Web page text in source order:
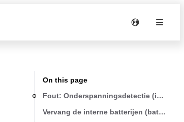
On this page
Fout: Onderspanningsdetectie (interne
Vervang de interne batterijen